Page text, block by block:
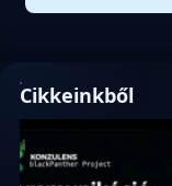
Cikkeinkből